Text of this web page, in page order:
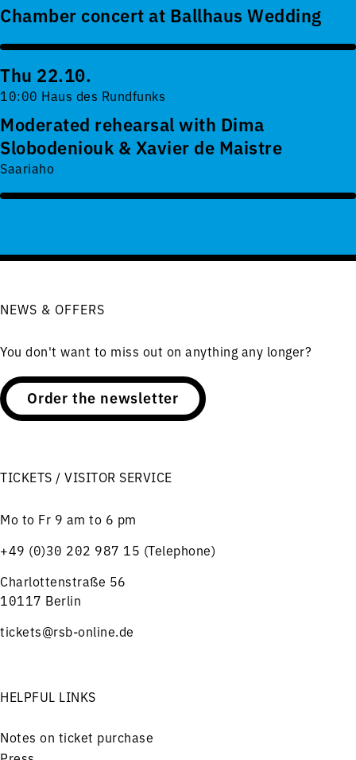
Chamber concert at Ballhaus Wedding
Thu 22.10.
10:00 Haus des Rundfunks
Moderated rehearsal with Dima
Slobodeniouk & Xavier de Maistre
Saariaho
NEWS & OFFERS
You don't want to miss out on anything any longer?
Order the newsletter
TICKETS / VISITOR SERVICE
Mo to Fr 9 am to 6 pm
+49 (0)30 202 987 15 (Telephone)
Charlottenstraße 56
10117 Berlin
tickets@rsb-online.de
HELPFUL LINKS
Notes on ticket purchase